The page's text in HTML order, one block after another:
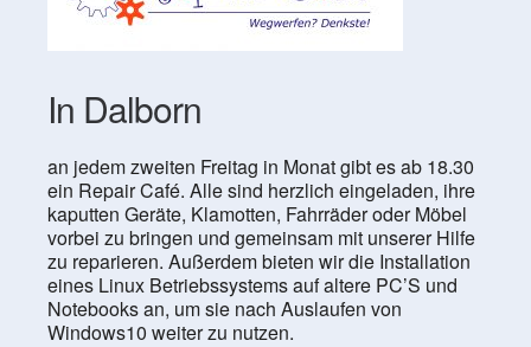
In Dalborn
an jedem zweiten Freitag in Monat gibt es ab 18.30
ein Repair Café. Alle sind herzlich eingeladen, ihre
kaputten Geräte, Klamotten, Fahrräder oder Möbel
vorbei zu bringen und gemeinsam mit unserer Hilfe
zu reparieren. Außerdem bieten wir die Installation
eines Linux Betriebssystems auf altere PC’S und
Notebooks an, um sie nach Auslaufen von
Windows10 weiter zu nutzen.